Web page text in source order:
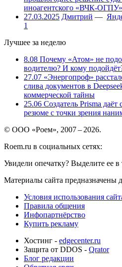
иноагентского «ВЧК-ОГПУ»
27.03.2025 Дмитрий —
1
Лучшее за неделю
8.08 Почему «Атом» не
водителю? И кому
27.07 «Энергопроф»
слива документов в
коммерческой тайны
25.06 Создатель Prisma
резюме с точки зрения
© ООО «Роем», 2007 – 2026.
Roem.ru в социальных сетях:
Увидели опечатку? Выделите ее
Материалы сайта предназначены
Условия использования
Правила общения
Инфопартнёрство
Купить рекламу
Хостинг - edgecenter.ru
Защита от DDOS - Qrator
Блог редакции